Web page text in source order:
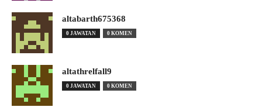
altabarth675368
0 JAWATAN 0 KOMEN
altathrelfall9
0 JAWATAN 0 KOMEN